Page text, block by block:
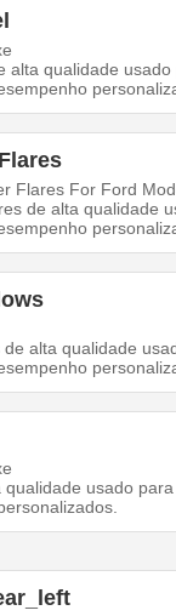
alta qualidade
Flares For Ford
de alta qualidade
de alta qualidade
qualidade usado